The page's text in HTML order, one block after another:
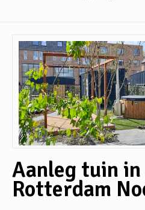
Aanleg tuin in
Rotterdam